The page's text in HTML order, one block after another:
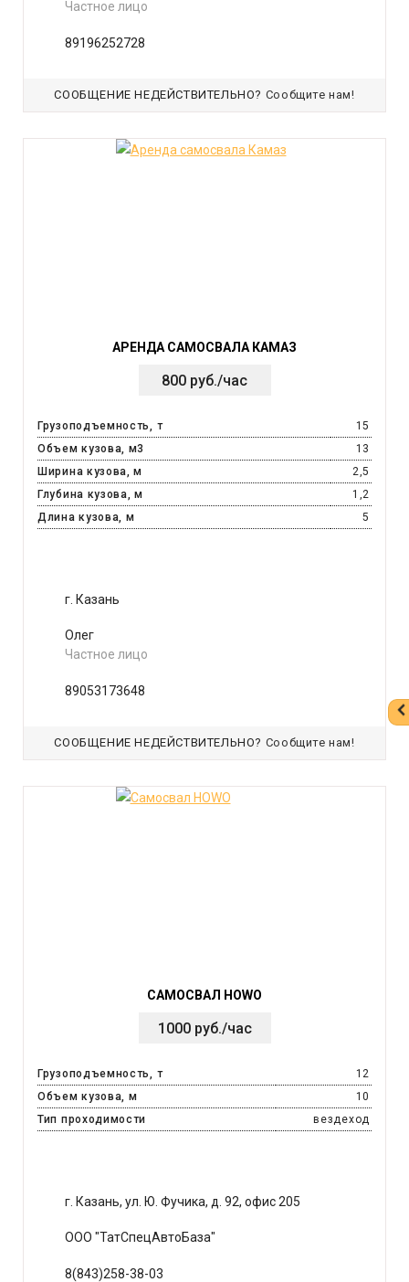
Частное лицо
89196252728
СООБЩЕНИЕ НЕДЕЙСТВИТЕЛЬНО? Сообщите нам!
АРЕНДА САМОСВАЛА КАМАЗ
800 руб./час
Грузоподъемность, т
15
Объем кузова, м3
13
Ширина кузова, м
2,5
Глубина кузова, м
1,2
Длина кузова, м
5
г. Казань
Олег
Частное лицо
89053173648
СООБЩЕНИЕ НЕДЕЙСТВИТЕЛЬНО? Сообщите нам!
САМОСВАЛ HOWO
1000 руб./час
Грузоподъемность, т
12
Объем кузова, м
10
Тип проходимости
вездеход
г. Казань, ул. Ю. Фучика, д. 92, офис 205
ООО "ТатСпецАвтоБаза"
8(843)258-38-03